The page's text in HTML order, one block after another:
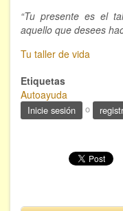
Tarot
EVENTOS
FORMACIÓN
Bioenergía Cuántica
“Tu presente es el
aquello que desees
Tu taller de vida
Etiquetas
Autoayuda
Inicie sesión o